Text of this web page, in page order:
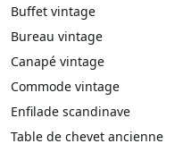
Buffet vintage
Bureau vintage
Canapé vintage
Commode vintage
Enfilade scandinave
Table de chevet ancienne